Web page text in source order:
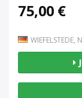
75,00 €
WIEFELSTEDE,